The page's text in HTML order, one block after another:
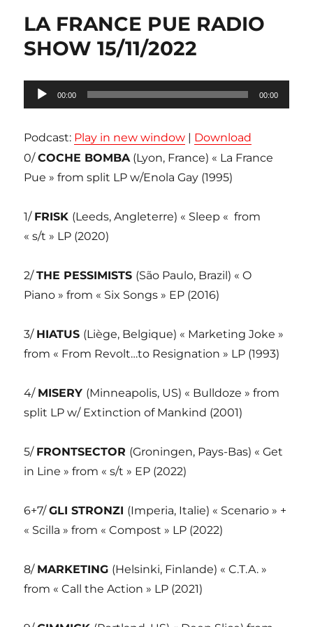
LA FRANCE PUE RADIO
SHOW 15/11/2022
Lecteur
audio
00:00 00:00
Podcast: Play in new window | Download
0/COCHE BOMBA(Lyon, France) « La France
Pue » from split LP w/Enola Gay (1995)
1/ FRISK (Leeds, Angleterre) « Sleep « from
« s/t » LP (2020)
2/THE PESSIMISTS (São Paulo, Brazil) « O
Piano » from « Six Songs » EP (2016)
3/ HIATUS (Liège, Belgique) « Marketing Joke »
from « From Revolt…to Resignation » LP (1993)
4/ MISERY (Minneapolis, US) « Bulldoze » from
split LP w/ Extinction of Mankind (2001)
5/ FRONTSECTOR (Groningen, Pays-Bas) « Get
in Line » from « s/t » EP (2022)
6+7/GLI STRONZI (Imperia, Italie) « Scenario » +
« Scilla » from « Compost » LP (2022)
8/ MARKETING (Helsinki, Finlande) « C.T.A. »
from « Call the Action » LP (2021)